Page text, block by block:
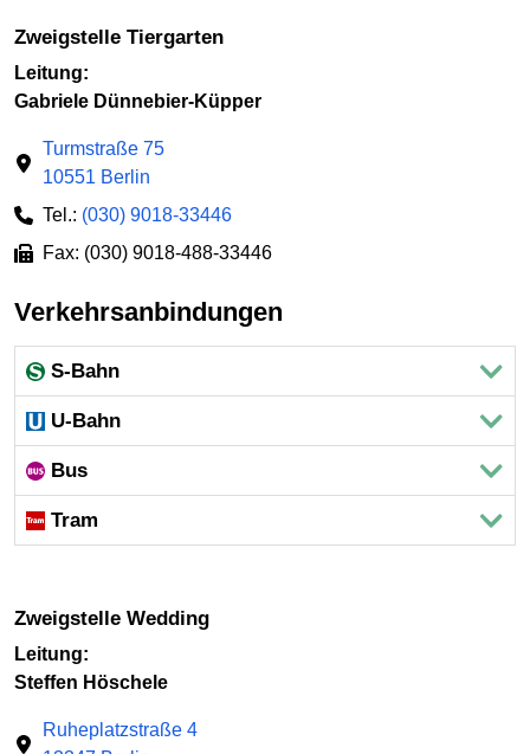
Zweigstelle Tiergarten
Leitung:
Gabriele Dünnebier-Küpper
Turmstraße 75
10551 Berlin
Tel.: (030) 9018-33446
Fax: (030) 9018-488-33446
Verkehrsanbindungen
S-Bahn
U-Bahn
Bus
Tram
Zweigstelle Wedding
Leitung:
Steffen Höschele
Ruheplatzstraße 4